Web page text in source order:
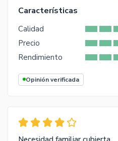
Características
Calidad
Precio
Rendimiento
Opinión verificada